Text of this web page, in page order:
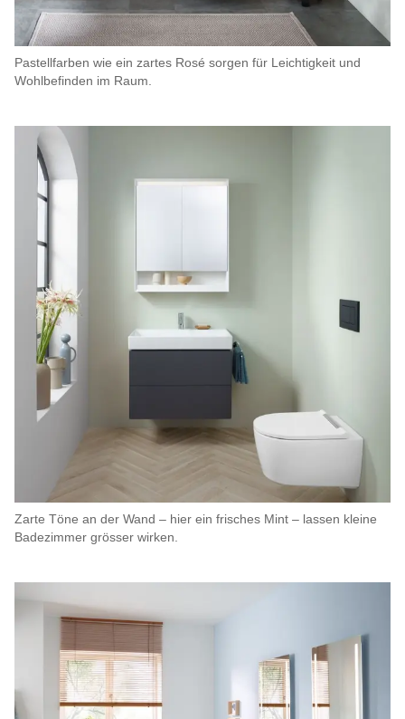
Pastellfarben wie ein zartes Rosé sorgen für Leichtigkeit und
Wohlbefinden im Raum.
Zarte Töne an der Wand – hier ein frisches Mint – lassen kleine
Badezimmer grösser wirken.